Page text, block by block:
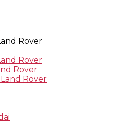
Rover
Rover
Rover
Rover